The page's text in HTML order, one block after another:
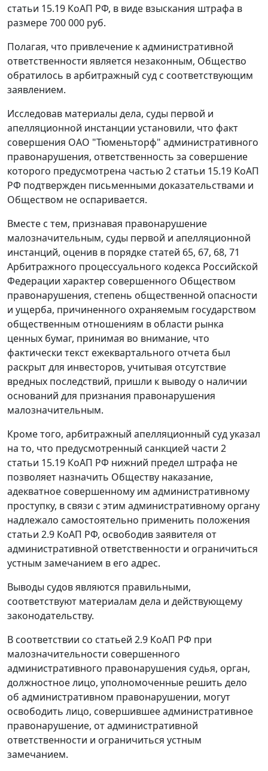
статьи 15.19 КоАП РФ, в виде взыскания штрафа в
размере 700 000 руб.
Полагая, что привлечение к административной
ответственности является незаконным, Общество
обратилось в арбитражный суд с соответствующим
заявлением.
Исследовав материалы дела, суды первой и
апелляционной инстанции установили, что факт
совершения ОАО "Тюменьторф" административного
правонарушения, ответственность за совершение
которого предусмотрена частью 2 статьи 15.19 КоАП
РФ подтвержден письменными доказательствами и
Обществом не оспаривается.
Вместе с тем, признавая правонарушение
малозначительным, суды первой и апелляционной
инстанций, оценив в порядке статей 65, 67, 68, 71
Арбитражного процессуального кодекса Российской
Федерации характер совершенного Обществом
правонарушения, степень общественной опасности
и ущерба, причиненного охраняемым государством
общественным отношениям в области рынка
ценных бумаг, принимая во внимание, что
фактически текст ежеквартального отчета был
раскрыт для инвесторов, учитывая отсутствие
вредных последствий, пришли к выводу о наличии
оснований для признания правонарушения
малозначительным.
Кроме того, арбитражный апелляционный суд указал
на то, что предусмотренный санкцией части 2
статьи 15.19 КоАП РФ нижний предел штрафа не
позволяет назначить Обществу наказание,
адекватное совершенному им административному
проступку, в связи с этим административному органу
надлежало самостоятельно применить положения
статьи 2.9 КоАП РФ, освободив заявителя от
административной ответственности и ограничиться
устным замечанием в его адрес.
Выводы судов являются правильными,
соответствуют материалам дела и действующему
законодательству.
В соответствии со статьей 2.9 КоАП РФ при
малозначительности совершенного
административного правонарушения судья, орган,
должностное лицо, уполномоченные решить дело
об административном правонарушении, могут
освободить лицо, совершившее административное
правонарушение, от административной
ответственности и ограничиться устным
замечанием.